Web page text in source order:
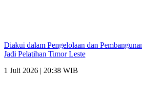
Diakui dalam Pengelolaan dan
Jadi Pelatihan Timor Leste
1 Juli 2026 | 20:38 WIB